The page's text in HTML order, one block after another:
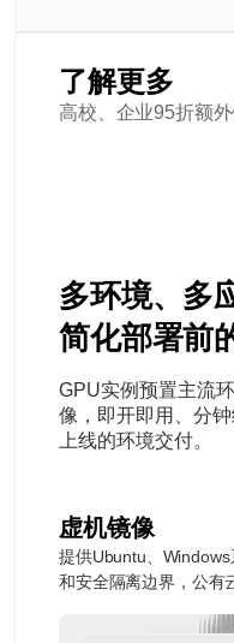
了解更多
高校、企业95折额
多环境、多
简化部署前
GPU实例预置主流
像，即开即用、分
上线的环境交付。
虚机镜像
提供Ubuntu、
和安全隔离边界，公有